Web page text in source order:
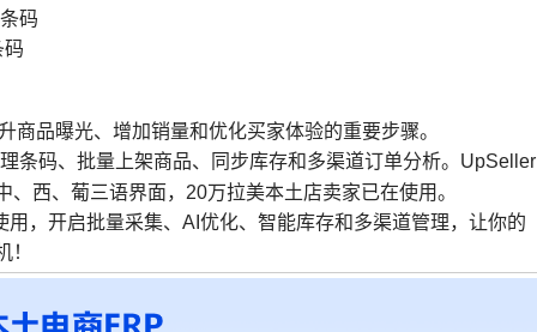
码
码
品曝光、增加销量和优化买家体验的重要步骤。
条码、批量上架商品、同步库存和多渠道订单分析。UpSeller
、西、葡三语界面，20万拉美本土店卖家已在使用。
用，开启批量采集、AI优化、智能库存和多渠道管理，让你的
！